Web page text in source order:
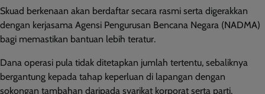
Skuad berkenaan akan berdaftar secara rasmi serta digerakkan
dengan kerjasama Agensi Pengurusan Bencana Negara (NADMA)
bagi memastikan bantuan lebih teratur.
Dana operasi pula tidak ditetapkan jumlah tertentu, sebaliknya
bergantung kepada tahap keperluan di lapangan dengan
sokongan tambahan daripada syarikat korporat serta parti.